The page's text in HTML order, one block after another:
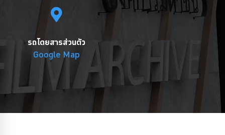
รถโดยสารส่วนตัว
Google Map